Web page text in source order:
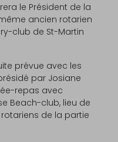
le Président de la
ancien rotarien
club de St-Martin
prévue avec les
par Josiane
repas avec
Beach-club, lieu de
de la partie